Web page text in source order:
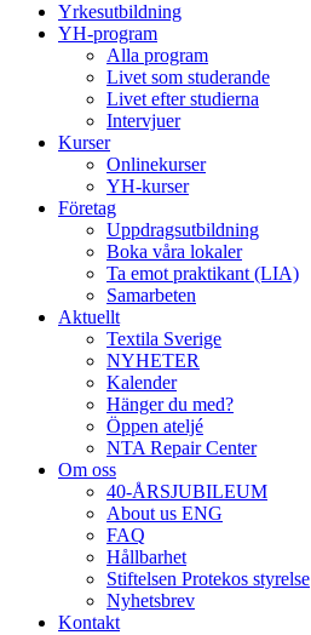
Yrkesutbildning
YH-program
Alla program
Livet som studerande
Livet efter studierna
Intervjuer
Kurser
Onlinekurser
YH-kurser
Företag
Uppdragsutbildning
Boka våra lokaler
Ta emot praktikant (LIA)
Samarbeten
Aktuellt
Textila Sverige
NYHETER
Kalender
Hänger du med?
Öppen ateljé
NTA Repair Center
Om oss
40-ÅRSJUBILEUM
About us ENG
FAQ
Hållbarhet
Stiftelsen Protekos styrelse
Nyhetsbrev
Kontakt